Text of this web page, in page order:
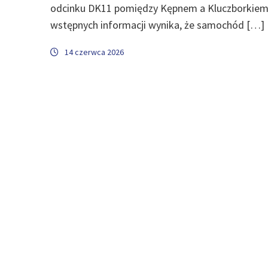
odcinku DK11 pomiędzy Kępnem a
wstępnych informacji wynika, że samochód […]
14 czerwca 2026